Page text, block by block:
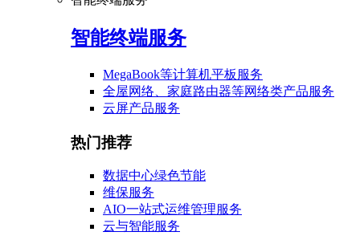
智能终端服务
MegaBook等计算机平板服务
全屋网络、家庭路由器等网络类产品服务
云屏产品服务
热门推荐
数据中心绿色节能
维保服务
AIO一站式运维管理服务
云与智能服务